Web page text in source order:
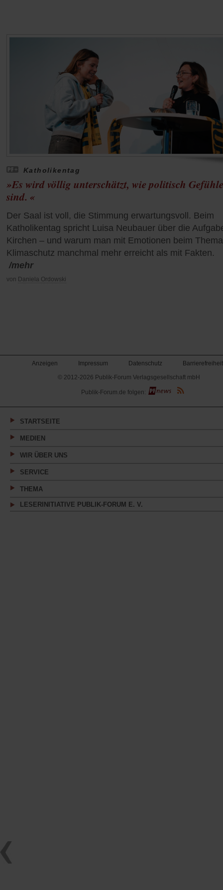
Katholikentag
»Es wird völlig unterschätzt, wie politisch Gefühle
sind. «
Der Saal ist voll, die Stimmung erwartungsvoll. Beim
Katholikentag spricht Luisa Neubauer über die
Kirchen – und warum man mit Emotionen beim Thema
Klimaschutz manchmal mehr erreicht als mit Fakten.
/mehr
von Daniela Ordowski
Anzeigen Impressum Datenschutz
Barrierefreiheit
© 2012-2026 Publik-Forum Verlagsgesellschaft mbH
(Öffnet
in
neuen
Publik-Forum.de folgen:
STARTSEITE
MEDIEN
WIR ÜBER UNS
SERVICE
THEMA
LESERINITIATIVE PUBLIK-FORUM E. V.